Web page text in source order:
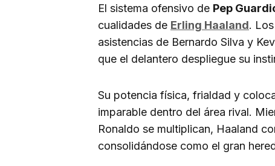
El sistema ofensivo de Pep
cualidades de Erling Haaland.
asistencias de Bernardo Silva y
que el delantero despliegue su
Su potencia física, frialdad y
imparable dentro del área rival.
Ronaldo se multiplican, Haaland
consolidándose como el gran